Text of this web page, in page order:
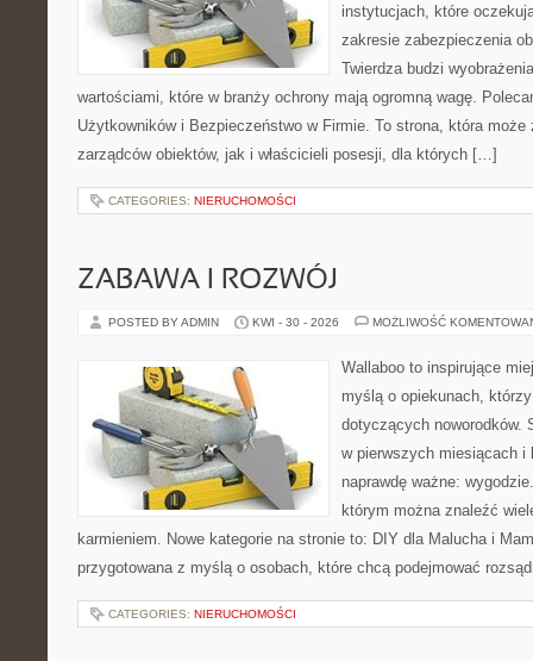
instytucjach, które
zakresie zabezpieczenia
Twierdza budzi
wartościami, które w branży ochrony mają ogromną wagę.
Użytkowników i Bezpieczeństwo w Firmie. To strona, która może
zarządców obiektów, jak i właścicieli posesji, dla których […]
CATEGORIES: NIERUCHOMOŚCI
ZABAWA I ROZWÓJ
POSTED BY ADMIN KWI - 30 - 2026 MOŻLIWOŚĆ
Wallaboo to inspirujące
myślą o opiekunach,
dotyczących noworodków.
w pierwszych miesiącach
naprawdę ważne:
którym można znaleźć
karmieniem. Nowe kategorie na stronie to: DIY dla Malucha i
przygotowana z myślą o osobach, które chcą podejmować
CATEGORIES: NIERUCHOMOŚCI